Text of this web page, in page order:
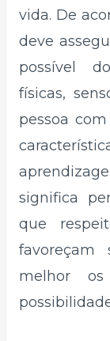
vida. De
deve
possível
físicas,
pessoa
significa
que
favoreçam
melhor